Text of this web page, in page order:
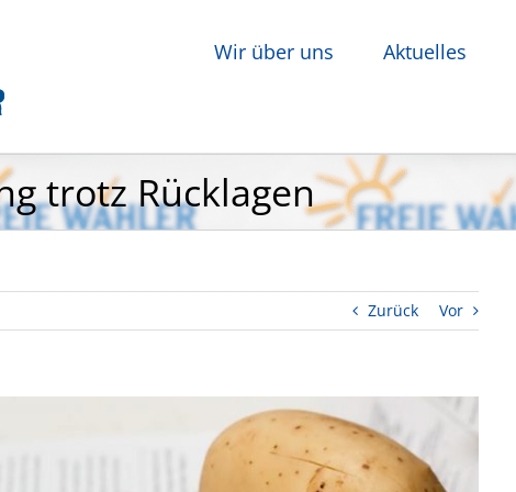
Wir über uns Aktuelles
trotz Rücklagen
Zurück Vor